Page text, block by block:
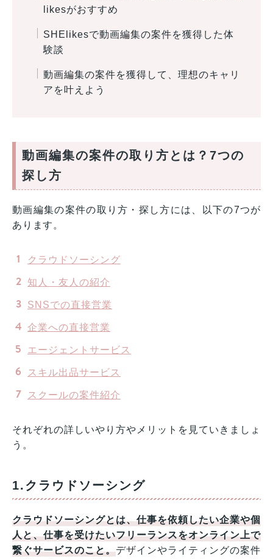
likesがおすすめ
SHElikesで動画編集の案件を獲得した体
験談
動画編集の案件を獲得して、理想のキャリ
アを叶えよう
動画編集の案件の取り方とは？7つの
探し方
動画編集の案件の取り方・探し方には、以下の7つが
あります。
クラウドソーシング
知人・友人の紹介
SNSでの直接営業
企業への直接営業
エージェントサービス
スキル出品サービス
スクールの案件紹介
それぞれの詳しいやり方やメリットを見ていきましょ
う。
1.クラウドソーシング
クラウドソーシングとは、仕事を依頼したい企業や個
人と、仕事を受けたいフリーランスをオンライン上で
繋ぐサービスのこと。デザインやライティングの案件